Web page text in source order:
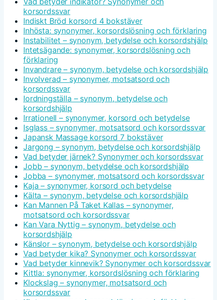
korsordssvar
Indiskt Bröd korsord 4 bokstäver
Inhösta: synonymer, korsordslösning och förklaring
Instabilitet – synonym, betydelse och korsordshjälp
Intetsägande: synonymer, korsordslösning och
förklaring
Invandrare – synonym, betydelse och korsordshjälp
Involverad – synonymer, motsatsord och
korsordssvar
Iordningställa – synonym, betydelse och
korsordshjälp
Irrationell – synonymer, korsord och betydelse
Isglass – synonymer, motsatsord och korsordssvar
Japansk Massage korsord 7 bokstäver
Jargong – synonym, betydelse och korsordshjälp
Vad betyder järnek? Synonymer och korsordssvar
Jobb – synonym, betydelse och korsordshjälp
Jobba – synonymer, motsatsord och korsordssvar
Kaja – synonymer, korsord och betydelse
Kälta – synonym, betydelse och korsordshjälp
Kan Mannen På Taket Kallas – synonymer,
motsatsord och korsordssvar
Kan Vara Nyttig – synonym, betydelse och
korsordshjälp
Känslor – synonym, betydelse och korsordshjälp
Vad betyder kika? Synonymer och korsordssvar
Vad betyder kinnevik? Synonymer och korsordssvar
Kittla: synonymer, korsordslösning och förklaring
Klockslag – synonymer, motsatsord och
korsordssvar